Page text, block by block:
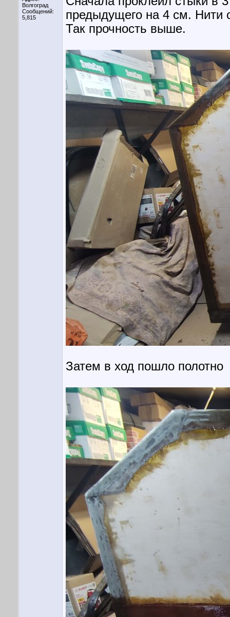
Волгоград
Сообщений:
5,815
предыдущего на 4 см. Нити
Так прочность выше.
Затем в ход пошло полотно